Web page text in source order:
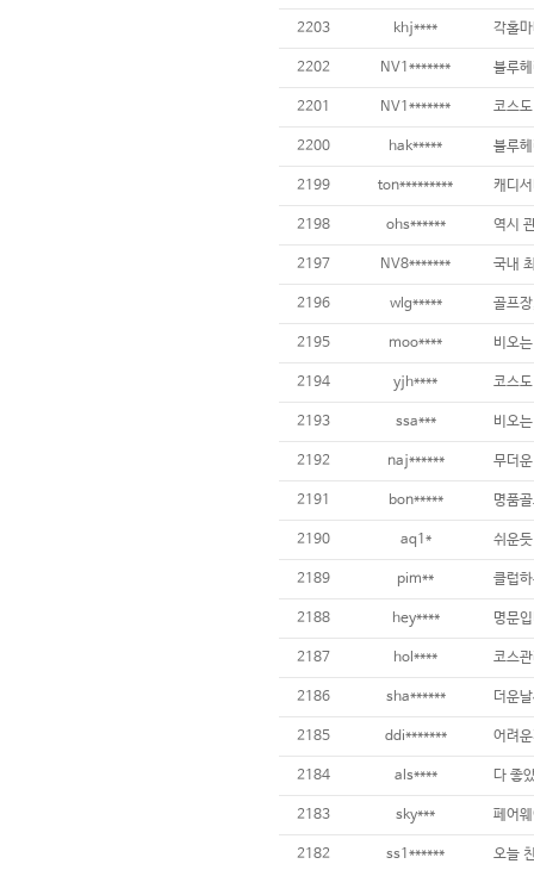
2203 khj****
2202 NV1*******
2201 NV1*******
2200 hak***** 블루
2199 ton********* 캐디
2198 ohs****** 역시
2197 NV8*******
2196 wlg***** 골프
2195 moo****
2194 yjh****
2193 ssa***
2192 naj******
2191 bon*****
2190 aq1*
2189 pim**
2188 hey****
2187 hol****
2186 sha******
2185 ddi*******
2184 als**** 다 좋
2183 sky***
2182 ss1******